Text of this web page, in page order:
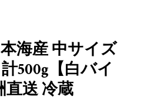
海産 中サイズ
計500g【白バイ
直送 冷蔵